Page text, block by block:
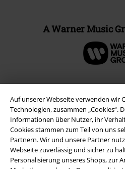
Auf unserer Webseite verwenden wir
Technologien, zusammen „Cookies“.
Informationen über Nutzer, ihr
Cookies stammen zum Teil von uns
Partnern. Wir und unsere Partner
Webseite zuverlässig und sicher zu
Personalisierung unseres Shops, zur
A Warner Music